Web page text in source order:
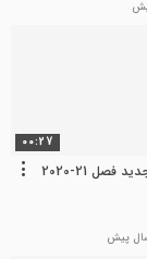
00:27
رونمایی از لباس جدید فصل 21-2020